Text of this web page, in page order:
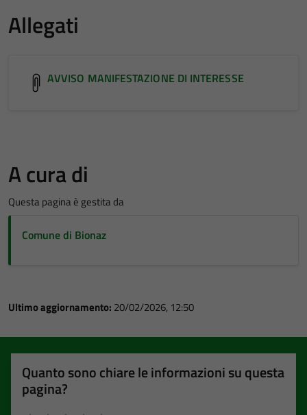
Allegati
AVVISO MANIFESTAZIONE DI INTERESSE
A cura di
Questa pagina è gestita da
Comune di Bionaz
Ultimo aggiornamento: 20/02/2026, 12:50
Quanto sono chiare le informazioni su questa
pagina?